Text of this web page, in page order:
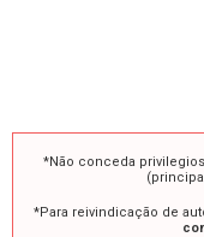
*Não conceda
*Para reivindicação de